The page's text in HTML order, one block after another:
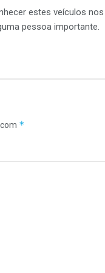
estes veículos
pessoa importante.
*